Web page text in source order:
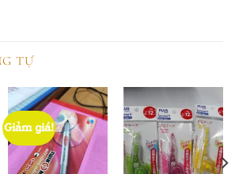
TỰ
Giảm giá!